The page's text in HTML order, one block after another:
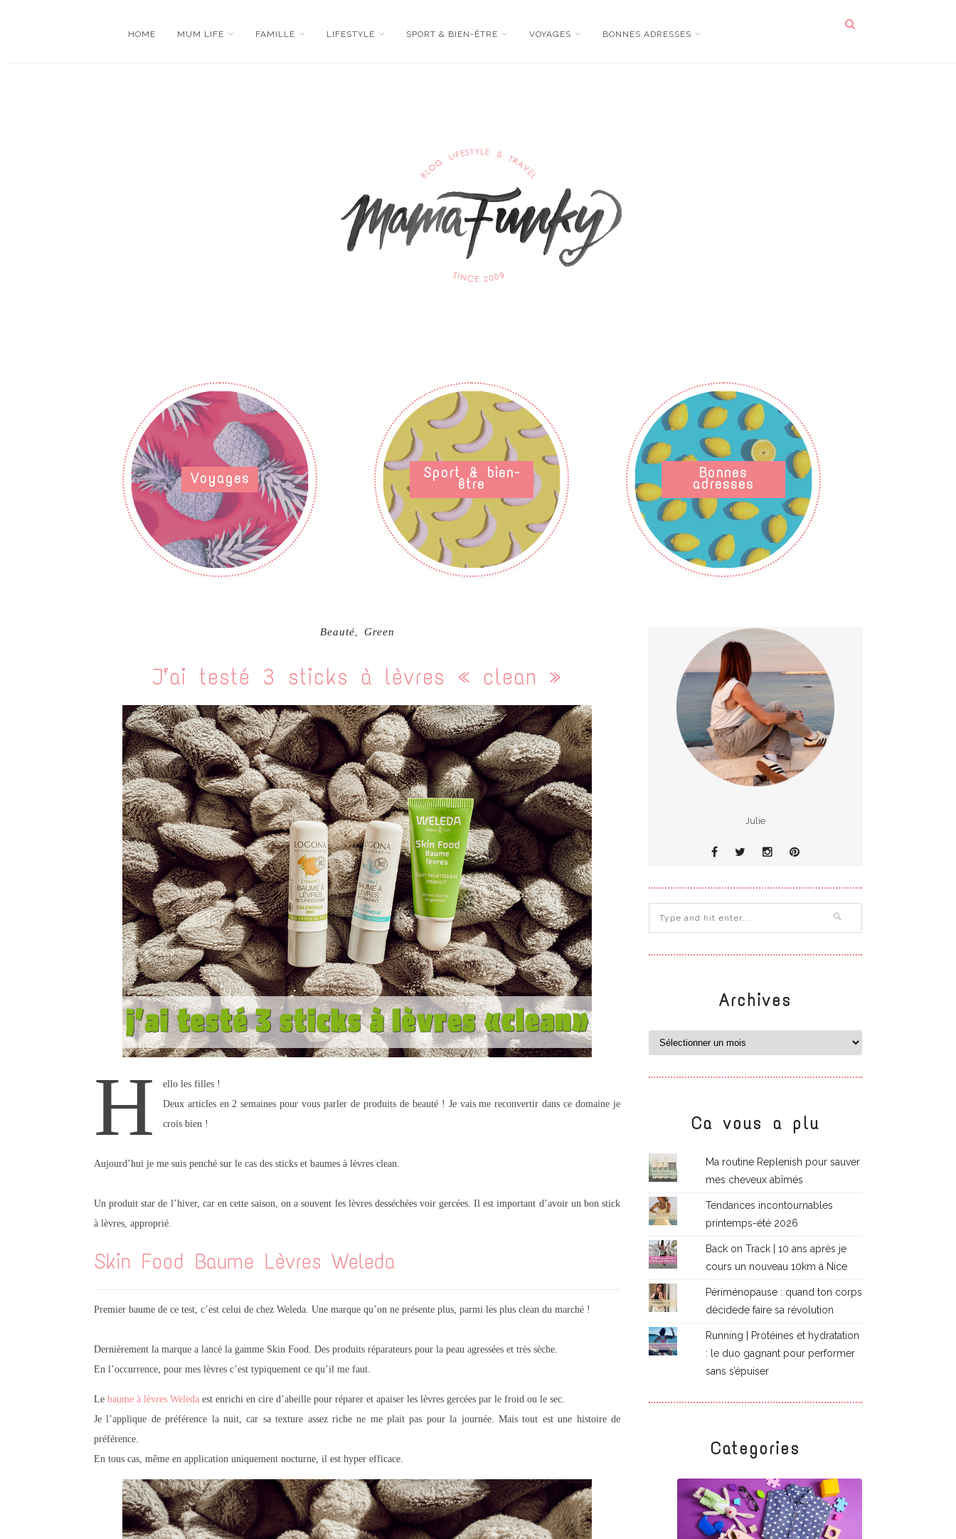
HOME MUM LIFE FAMILLE LIFESTYLE SPORT & BIEN-ÊTRE VOYAGES BONNES ADRESSES
Voyages Sport & bien-
être
Bonnes
adresses
Beauté Green
J’ai testé 3 sticks à lèvres « clean »
H
ello les filles !
Deux articles en 2 semaines pour vous parler de produits de beauté ! Je vais me reconvertir dans ce domaine je
crois bien !
Aujourd’hui je me suis penché sur le cas des sticks et baumes à lèvres clean.
Un produit star de l’hiver, car en cette saison, on a souvent les lèvres desséchées voir gercées. Il est important d’avoir un bon stick
à lèvres, approprié.
Skin Food Baume Lèvres Weleda
Premier baume de ce test, c’est celui de chez Weleda. Une marque qu’on ne présente plus, parmi les plus clean du marché !
Dernièrement la marque a lancé la gamme Skin Food. Des produits réparateurs pour la peau agressées et très sèche.
En l’occurrence, pour mes lèvres c’est typiquement ce qu’il me faut.
Le baume à lèvres Weleda est enrichi en cire d’abeille pour réparer et apaiser les lèvres gercées par le froid ou le sec.
Je l’applique de préférence la nuit, car sa texture assez riche ne me plait pas pour la journée. Mais tout est une histoire de
préférence.
En tous cas, même en application uniquement nocturne, il est hyper efficace.
Julie
Archives
Ca vous a plu
Ma routine Replenish pour sauver
mes cheveux abîmés
Tendances incontournables
printemps-été 2026
Back on Track | 10 ans après je
cours un nouveau 10km à Nice
Périménopause : quand ton corps
décidede faire sa révolution
Running | Protéines et hydratation
: le duo gagnant pour performer
sans s’épuiser
Categories